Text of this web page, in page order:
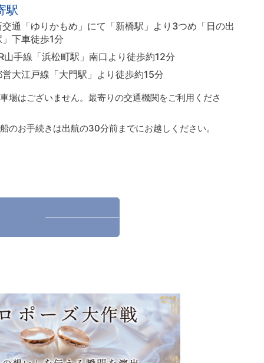
駅
交通「ゆりかもめ」にて「新橋駅」より3つめ「日の出
」下車徒歩1分
山手線「浜松町駅」南口より徒歩約12分
営大江戸線「大門駅」より徒歩約15分
場はございません。最寄りの交通機関をご利用くださ
のお手続きは出航の30分前までにお越しください。